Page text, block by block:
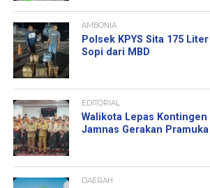
AMBONIA
Polsek KPYS Sita 175
Sopi dari MBD
EDITORIAL
Walikota Lepas
Jamnas Gerakan Pramuka
DAERAH